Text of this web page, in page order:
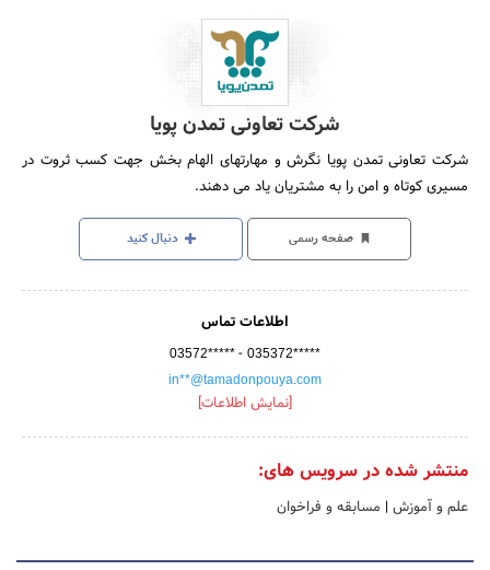
شرکت تعاونی تمدن پویا
شرکت تعاونی تمدن پویا نگرش و مهارتهای الهام بخش جهت کسب ثروت در
مسیری کوتاه و امن را به مشتریان یاد می دهند.
صفحه رسمی دنبال کنید
اطلاعات تماس
03572***** - 035372*****
in**@tamadonpouya.com
[نمایش اطلاعات]
منتشر شده در سرویس های:
علم و آموزش | مسابقه و فراخوان